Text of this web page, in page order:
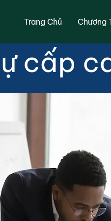
Trang Chủ Chương
DBA:
cấp